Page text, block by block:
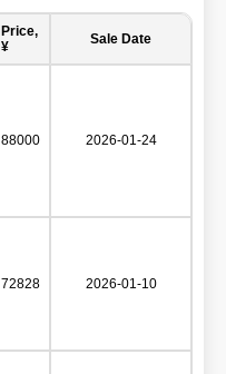
Price,
¥
Sale Date
88000 2026-01-24
72828 2026-01-10